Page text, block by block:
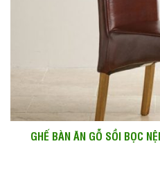
GHẾ BÀN ĂN GỖ SỒI BỌC